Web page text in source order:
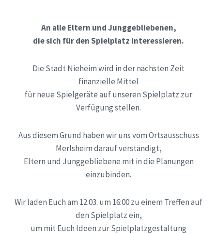
An alle Eltern und Junggebliebenen,
die sich für den Spielplatz interessieren.
Die Stadt Nieheim wird in der nächsten Zeit
finanzielle Mittel
für neue Spielgeräte auf unseren Spielplatz zur
Verfügung stellen.
Aus diesem Grund haben wir uns vom Ortsausschuss
Merlsheim darauf verständigt,
Eltern und Junggebliebene mit in die Planungen
einzubinden.
Wir laden Euch am 12.03. um 16:00 zu einem Treffen auf
den Spielplatz ein,
um mit Euch Ideen zur Spielplatzgestaltung